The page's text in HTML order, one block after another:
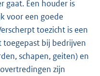
gaat. Een houder is
voor een goede
toezicht is een
bij bedrijven
schapen, geiten) en
zijn